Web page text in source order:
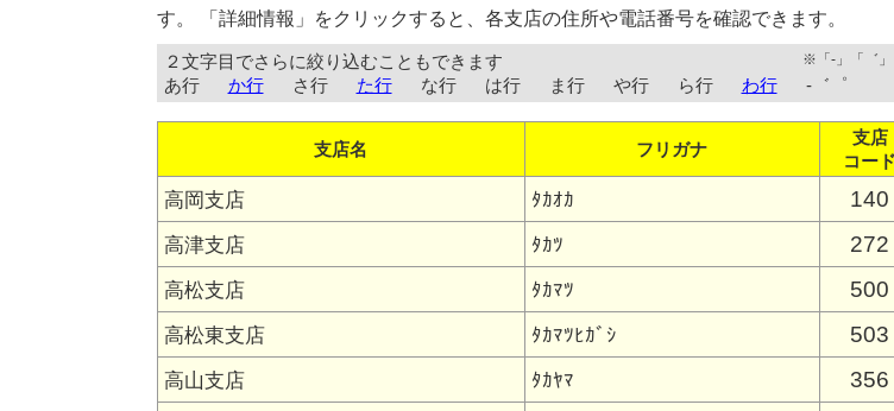
す。 「詳細情報」をクリックすると、各支店の住所や電話番号を確認できます。
２文字目でさらに絞り込むこともできます ※「-」「゛」
あ行 か行 さ行 た行 な行 は行 ま行 や行 ら行 わ行 -゛゜
支店名 フリガナ
支店
コード
高岡支店 ﾀｶｵｶ 140
高津支店 ﾀｶﾂ 272
高松支店 ﾀｶﾏﾂ 500
高松東支店 ﾀｶﾏﾂﾋｶﾞｼ 503
高山支店 ﾀｶﾔﾏ 356